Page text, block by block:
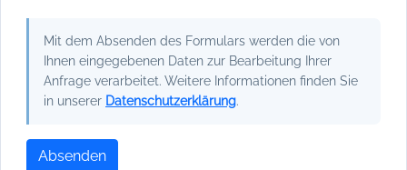
Mit dem Absenden des Formulars werden die von
Ihnen eingegebenen Daten zur Bearbeitung Ihrer
Anfrage verarbeitet. Weitere Informationen finden Sie
in unserer Datenschutzerklärung.
Absenden